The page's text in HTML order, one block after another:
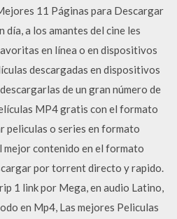
11 Páginas para Descargar
a los amantes del cine les
en línea o en dispositivos
descargadas en dispositivos
de un gran número de
MP4 gratis con el formato
peliculas o series en formato
contenido en el formato
por torrent directo y rapido.
1 link por Mega, en audio Latino,
en Mp4, Las mejores Peliculas